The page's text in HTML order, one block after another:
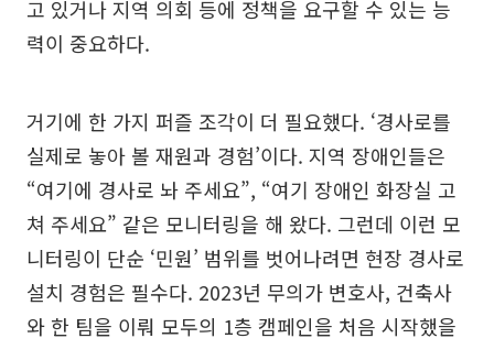
고 있거나 지역 의회 등에 정책을 요구할 수 있는 능
력이 중요하다.
거기에 한 가지 퍼즐 조각이 더 필요했다. ‘경사로를
실제로 놓아 볼 재원과 경험’이다. 지역 장애인들은
“여기에 경사로 놔 주세요”, “여기 장애인 화장실 고
쳐 주세요” 같은 모니터링을 해 왔다. 그런데 이런 모
니터링이 단순 ‘민원’ 범위를 벗어나려면 현장 경사로
설치 경험은 필수다. 2023년 무의가 변호사, 건축사
와 한 팀을 이뤄 모두의 1층 캠페인을 처음 시작했을